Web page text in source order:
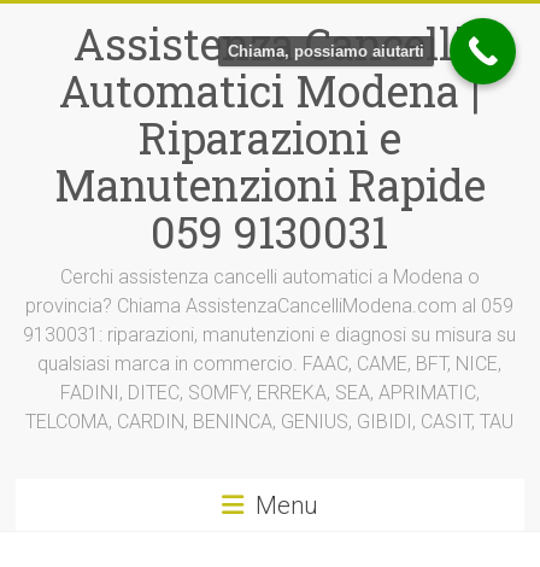
contenutoAssistenza Cancelli
Automatici Modena |
Riparazioni e
Manutenzioni Rapide
059 9130031
Cerchi assistenza cancelli automatici a Modena o
provincia? Chiama AssistenzaCancelliModena.com al 059
9130031: riparazioni, manutenzioni e diagnosi su misura su
qualsiasi marca in commercio. FAAC, CAME, BFT, NICE,
FADINI, DITEC, SOMFY, ERREKA, SEA, APRIMATIC,
TELCOMA, CARDIN, BENINCA, GENIUS, GIBIDI, CASIT, TAU
Menu
Chiama, possiamo aiutarti